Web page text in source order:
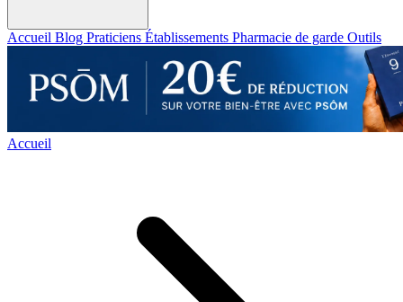
Accueil Blog Praticiens Établissements Pharmacie de garde Outils
Accueil